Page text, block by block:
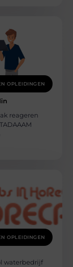
OPLEIDINGEN
reageren
OPLEIDINGEN
waterbedrijf